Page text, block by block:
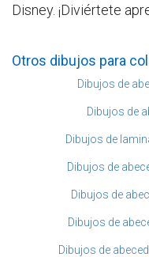
Disney. ¡Diviértete
Otros dibujos para
Dibujos de
Dibujos de
Dibujos de
Dibujos de
Dibujos de
Dibujos de
Dibujos de